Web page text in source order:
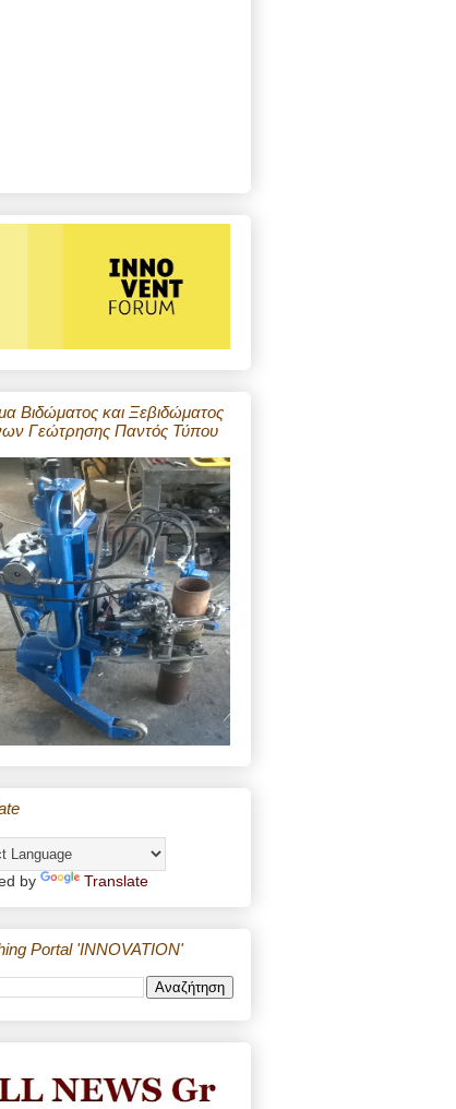
Βιδώματος και Ξεβιδώματος
Γεώτρησης Παντός Τύπου
by Translate
Portal 'INNOVATION'